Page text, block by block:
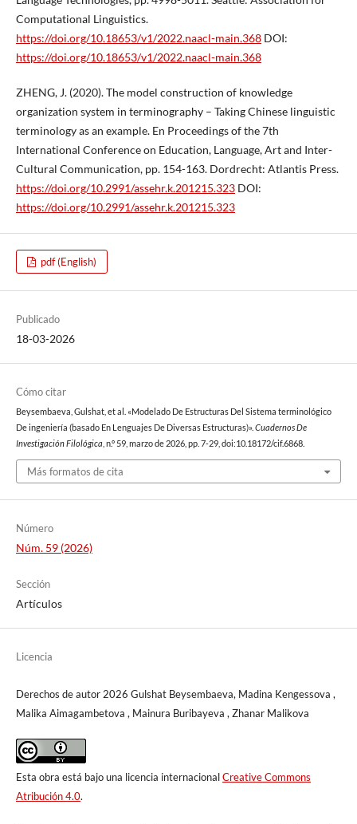
Computational Linguistics.
https://doi.org/10.18653/v1/2022.naacl-main.368DOI:
https://doi.org/10.18653/v1/2022.naacl-main.368
ZHENG, J. (2020). The model construction of knowledge
organization system in terminography – Taking Chinese linguistic
terminology as an example. En Proceedings of the 7th
International Conference on Education, Language, Art and Inter-
Cultural Communication, pp. 154-163. Dordrecht: Atlantis Press.
https://doi.org/10.2991/assehr.k.201215.323DOI:
https://doi.org/10.2991/assehr.k.201215.323
pdf (English)
Publicado
18-03-2026
Cómo citar
Beysembaeva, Gulshat, et al. «Modelado De Estructuras Del Sistema terminológico
De ingeniería (basado En Lenguajes De Diversas Estructuras)». Cuadernos De
Investigación Filológica , n.º 59, marzo de 2026, pp. 7-29, doi:10.18172/cif.6868.
Más formatos de cita
Número
Núm. 59 (2026)
Sección
Artículos
Licencia
Derechos de autor 2026 Gulshat Beysembaeva, Madina Kengessova ,
Malika Aimagambetova , Mainura Buribayeva , Zhanar Malikova
Esta obra está bajo una licencia internacionalCreative Commons
Atribución 4.0.